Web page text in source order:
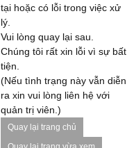
tại hoặc có lỗi trong việc xử
lý.
Vui lòng quay lại sau.
Chúng tôi rất xin lỗi vì sự bất
tiện.
(Nếu tình trạng này vẫn diễn
ra xin vui lòng liên hệ với
quản trị viên.)
Quay lại trang chủ